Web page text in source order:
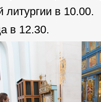
в 10.00.
в 12.30.